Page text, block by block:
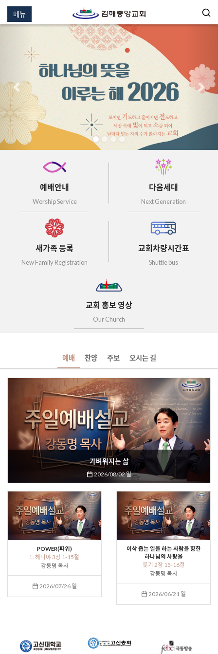
메뉴
이전 다음
예배안내
Worship Service
다음세대
Next Generation
새가족 등록
New Family Registration
교회차량시간표
Shuttle bus
교회 홍보 영상
Our Church
예배 찬양 주보 오시는 길
가벼워지는 삶
2026/08/02 일
POWER(파워)
느헤미야 3장 1-15절
강동명 목사
2026/07/26 일
이삭 줍는 일을 하는 사람을 향한
하나님의 사랑을
룻기 2장 15-16절
강동명 목사
2026/06/21 일